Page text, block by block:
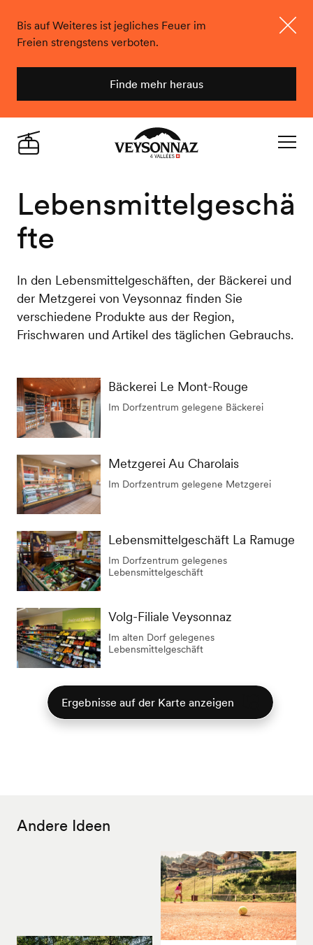
Bis auf Weiteres ist jegliches Feuer im
Freien strengstens verboten.
Finde mehr heraus
Lebensmittelgeschä
fte
In den Lebensmittelgeschäften, der Bäckerei und
der Metzgerei von Veysonnaz finden Sie
verschiedene Produkte aus der Region,
Frischwaren und Artikel des täglichen Gebrauchs.
Bäckerei Le Mont-Rouge
Im Dorfzentrum gelegene Bäckerei
Metzgerei Au Charolais
Im Dorfzentrum gelegene Metzgerei
Lebensmittelgeschäft La Ramuge
Im Dorfzentrum gelegenes
Lebensmittelgeschäft
Volg-Filiale Veysonnaz
Im alten Dorf gelegenes
Lebensmittelgeschäft
Ergebnisse auf der Karte anzeigen
Andere Ideen